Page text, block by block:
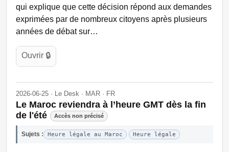
qui explique que cette décision répond aux demandes
exprimées par de nombreux citoyens après plusieurs
années de débat sur…
Ouvrir 🔒
2026-06-25 · Le Desk · MAR · FR
Le Maroc reviendra à l’heure GMT dès la fin
de l'été
Accès non précisé
Sujets : Heure légale au Maroc Heure légale